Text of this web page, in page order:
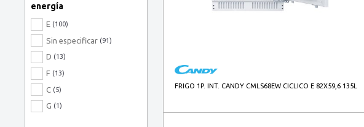
Negro, Acero inoxidable
energía
E (100)
Sin especificar (91)
D (13)
F (13)
C (5)
G (1)
FRIGO 1P. INT. CANDY CMLS68EW CICLICO E 82X59,6 135L